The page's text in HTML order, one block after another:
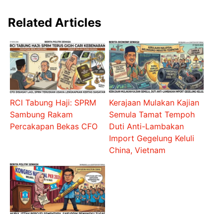
Related Articles
RCI Tabung Haji: SPRM
Sambung Rakam
Percakapan Bekas CFO
Kerajaan Mulakan Kajian
Semula Tamat Tempoh
Duti Anti-Lambakan
Import Gegelung Keluli
China, Vietnam